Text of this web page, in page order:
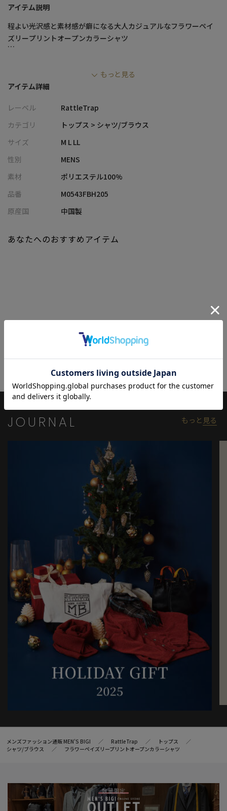
アイテム説明
程よい光沢感と素材感が癖になる大人カジュアルなフラワーペイ
ズリープリントオープンカラーシャツ
程よい落ち感、さらりとした肌触りのポリエステル素材を使用
し、夏の時期にピッタリな素材感となっております。
す。
ポリエステル素材にフラワー柄とペイズリー柄をプリントした素
【どんなシチュエーションでも使用できる万能シャツ】
清涼感のある素材で夏場を涼しく過ごせます。
る万能シャツ。
汗をかいてもべたつきにくく乾くのも速いので初夏から真夏かけ
クに羽織るも良し、様々な着こなしが楽しめるのでワードローブ
境、設定により実際のカラーと画像の色味が違って見える場合が
あります。予めご了承の上、ご注文ください。
※屋外での撮影画像は光の加減で、実際の商品より明るく見える
もっと見る
アイテム詳細
レーベル
RattleTrap
カテゴリ
トップス > シャツ/ブラウス
サイズ
M L LL
性別
MENS
素材
ポリエステル100%
品番
M0543FBH205
原産国
中国製
あなたへのおすすめアイテム
JOURNAL もっと 見る
メンズファッション通販 MEN'S BIGI RattleTrap
トップス
シャツ/ブラウス
フラワーペイズリープリントオープンカラーシャツ